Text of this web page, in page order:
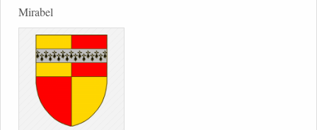
Mirabel